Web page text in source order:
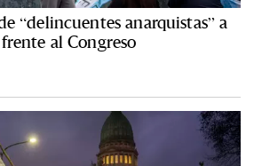
“delincuentes anarquistas” a
al Congreso